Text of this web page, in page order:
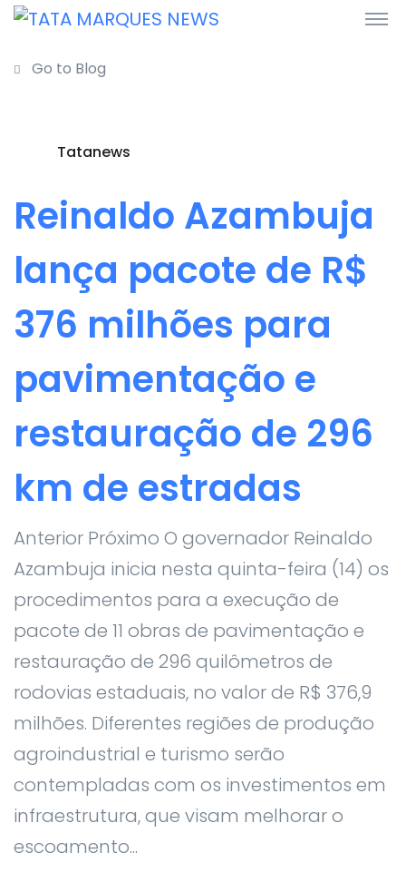
Go to Blog
Tatanews
Reinaldo Azambuja
lança pacote de R$
376 milhões para
pavimentação e
restauração de 296
km de estradas
Anterior Próximo O governador Reinaldo
Azambuja inicia nesta quinta-feira (14) os
procedimentos para a execução de
pacote de 11 obras de pavimentação e
restauração de 296 quilômetros de
rodovias estaduais, no valor de R$ 376,9
milhões. Diferentes regiões de produção
agroindustrial e turismo serão
contempladas com os investimentos em
infraestrutura, que visam melhorar o
escoamento...